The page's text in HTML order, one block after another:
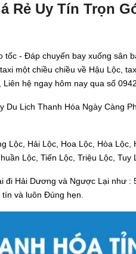
Rẻ Uy Tín Trọn
tốc - Đáp chuyến bay xuống sân
một chiều chiều về Hậu Lộc,
hệ ngay hôm nay qua số
Du Lịch Thanh Hóa Ngày Càng
Lộc, Hải Lộc, Hoa Lộc, Hòa
Lộc, Tiến Lộc, Triệu Lộc, Tuy
đi Hải Dương và Ngược Lại như
và luôn Đúng hẹn.